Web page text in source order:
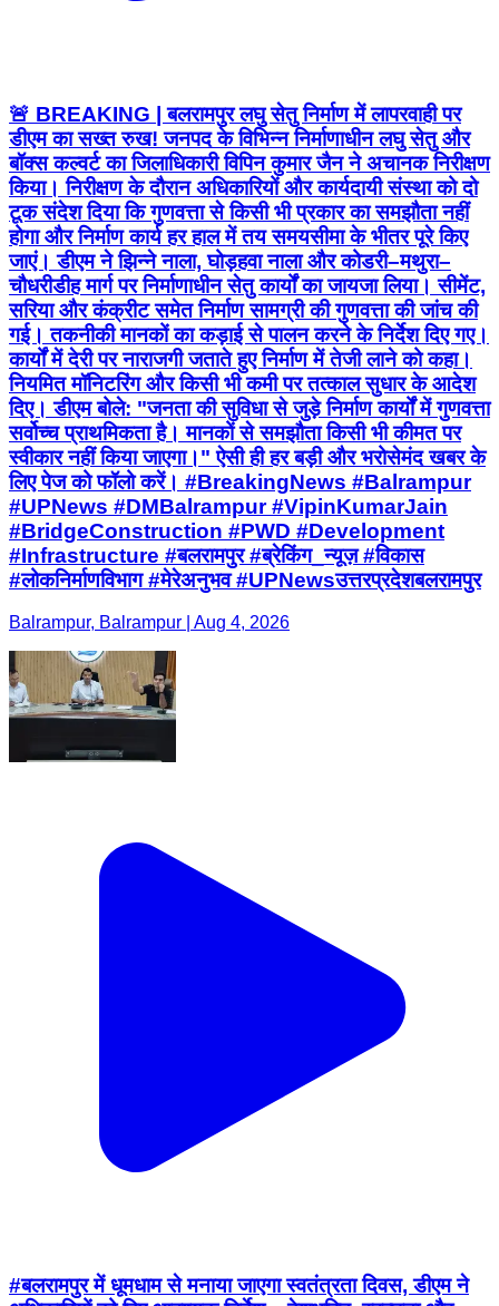
🚨 BREAKING | बलरामपुर लघु सेतु निर्माण में लापरवाही पर
डीएम का सख्त रुख! जनपद के विभिन्न निर्माणाधीन लघु सेतु और
बॉक्स कल्वर्ट का जिलाधिकारी विपिन कुमार जैन ने अचानक निरीक्षण
किया। निरीक्षण के दौरान अधिकारियों और कार्यदायी संस्था को दो
टूक संदेश दिया कि गुणवत्ता से किसी भी प्रकार का समझौता नहीं
होगा और निर्माण कार्य हर हाल में तय समयसीमा के भीतर पूरे किए
जाएं। डीएम ने झिन्ने नाला, घोड़हवा नाला और कोडरी–मथुरा–
चौधरीडीह मार्ग पर निर्माणाधीन सेतु कार्यों का जायजा लिया। सीमेंट,
सरिया और कंक्रीट समेत निर्माण सामग्री की गुणवत्ता की जांच की
गई। तकनीकी मानकों का कड़ाई से पालन करने के निर्देश दिए गए।
कार्यों में देरी पर नाराजगी जताते हुए निर्माण में तेजी लाने को कहा।
नियमित मॉनिटरिंग और किसी भी कमी पर तत्काल सुधार के आदेश
दिए। डीएम बोले: "जनता की सुविधा से जुड़े निर्माण कार्यों में गुणवत्ता
सर्वोच्च प्राथमिकता है। मानकों से समझौता किसी भी कीमत पर
स्वीकार नहीं किया जाएगा।" ऐसी ही हर बड़ी और भरोसेमंद खबर के
लिए पेज को फॉलो करें। #BreakingNews #Balrampur
#UPNews #DMBalrampur #VipinKumarJain
#BridgeConstruction #PWD #Development
#Infrastructure #बलरामपुर #ब्रेकिंग_न्यूज़ #विकास
#लोकनिर्माणविभाग #मेरेअनुभव #UPNewsउत्तरप्रदेशबलरामपुर
Balrampur, Balrampur | Aug 4, 2026
#बलरामपुर में धूमधाम से मनाया जाएगा स्वतंत्रता दिवस, डीएम ने